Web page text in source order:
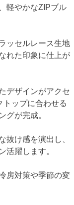
軽やかなZIPブル
ッセルレース生地
れた印象に仕上が
デザインがアクセ
トップに合わせる
グが完成。
抜け感を演出し、
活躍します。
房対策や季節の変